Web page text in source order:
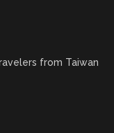
from Taiwan